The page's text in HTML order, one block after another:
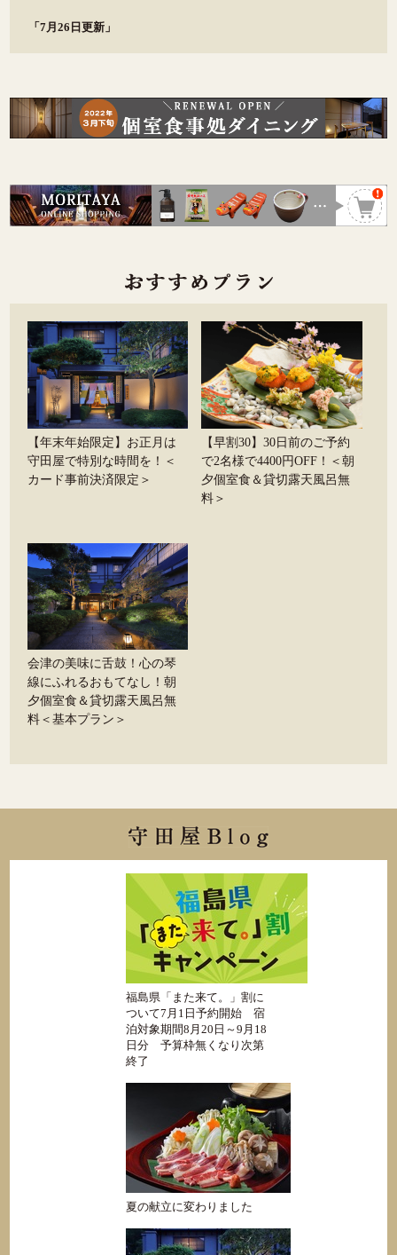
「7月26日更新」
【年末年始限定】お正月は
守田屋で特別な時間を！＜
カード事前決済限定＞
【早割30】30日前のご予約
で2名様で4400円OFF！＜朝
夕個室食＆貸切露天風呂無
料＞
会津の美味に舌鼓！心の琴
線にふれるおもてなし！朝
夕個室食＆貸切露天風呂無
料＜基本プラン＞
福島県「また来て。」割に
ついて7月1日予約開始 宿
泊対象期間8月20日～9月18
日分 予算枠無くなり次第
終了
夏の献立に変わりました